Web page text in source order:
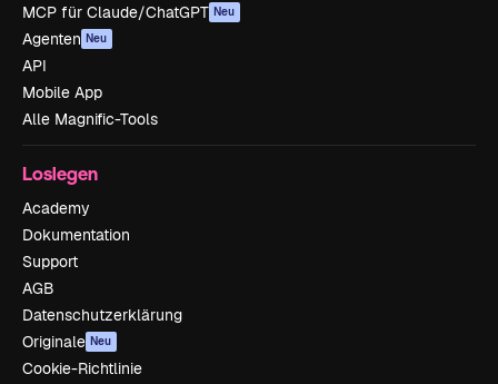
MCP für Claude/ChatGPT Neu
Agenten Neu
API
Mobile App
Alle Magnific-Tools
Loslegen
Academy
Dokumentation
Support
AGB
Datenschutzerklärung
Originale Neu
Cookie-Richtlinie